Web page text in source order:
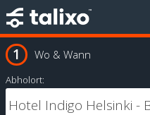
Wo & Wann
Abholort: